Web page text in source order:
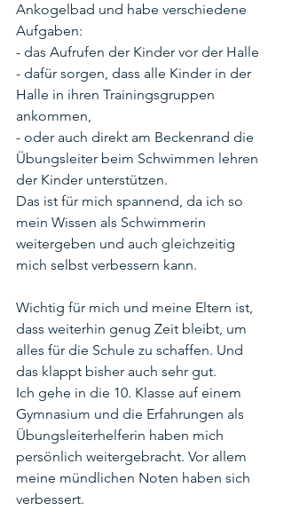
Ankogelbad und habe verschiedene
Aufgaben:
- das Aufrufen der Kinder vor der Halle
- dafür sorgen, dass alle Kinder in der
Halle in ihren Trainingsgruppen
ankommen,
- oder auch direkt am Beckenrand die
Übungsleiter beim Schwimmen lehren
der Kinder unterstützen.
Das ist für mich spannend, da ich so
mein Wissen als Schwimmerin
weitergeben und auch gleichzeitig
mich selbst verbessern kann.
Wichtig für mich und meine Eltern ist,
dass weiterhin genug Zeit bleibt, um
alles für die Schule zu schaffen. Und
das klappt bisher auch sehr gut.
Ich gehe in die 10. Klasse auf einem
Gymnasium und die Erfahrungen als
Übungsleiterhelferin haben mich
persönlich weitergebracht. Vor allem
meine mündlichen Noten haben sich
verbessert.